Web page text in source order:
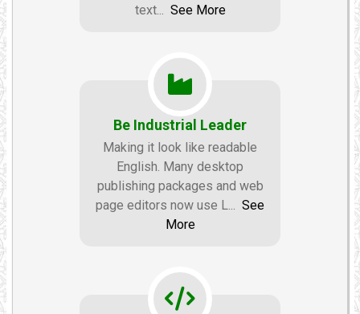
text... See More
Be Industrial Leader
Making it look like readable
English. Many desktop
publishing packages and web
page editors now use L... See
More